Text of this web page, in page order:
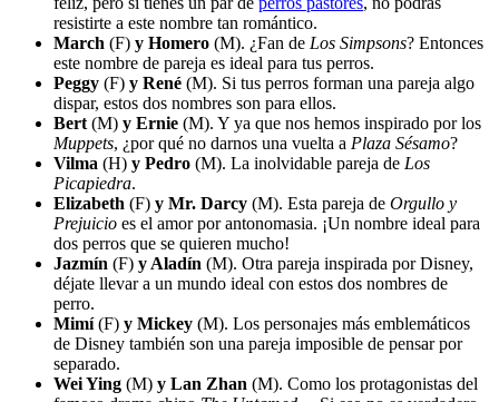
resistirte a este nombre tan romántico.
March (F) y Homero (M). ¿Fan de Los Simpsons? Entonces
este nombre de pareja es ideal para tus perros.
Peggy (F) y René (M). Si tus perros forman una pareja algo
dispar, estos dos nombres son para ellos.
Bert (M) y Ernie (M). Y ya que nos hemos inspirado por los
Muppets, ¿por qué no darnos una vuelta a Plaza Sésamo?
Vilma (H) y Pedro (M). La inolvidable pareja de Los
Picapiedra.
Elizabeth (F) y Mr. Darcy (M). Esta pareja de Orgullo y
Prejuicio es el amor por antonomasia. ¡Un nombre ideal para
dos perros que se quieren mucho!
Jazmín (F) y Aladín (M). Otra pareja inspirada por Disney,
déjate llevar a un mundo ideal con estos dos nombres de
perro.
Mimí(F) y Mickey (M). Los personajes más emblemáticos
de Disney también son una pareja imposible de pensar por
separado.
Wei Ying (M) y Lan Zhan (M). Como los protagonistas del